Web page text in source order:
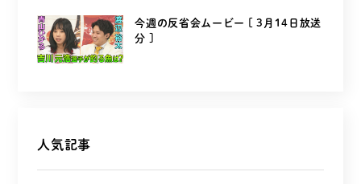
今週の反省会ムービー [ 3月14日放送
分 ]
人気記事